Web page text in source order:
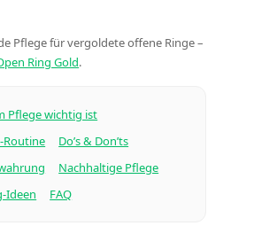
Pflege für vergoldete offene Ringe –
Ring Gold.
Pflege wichtig ist
Routine
Do’s & Don’ts
Nachhaltige Pflege
Ideen
FAQ